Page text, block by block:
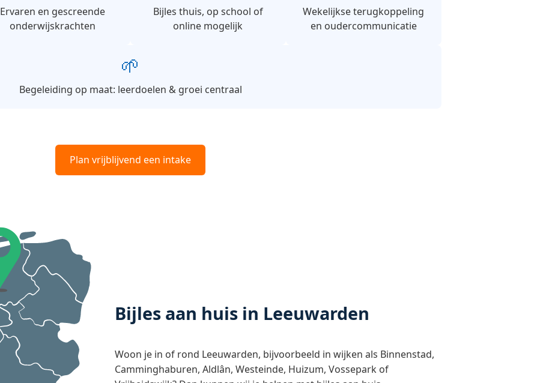
Ervaren en gescreende
onderwijskrachten
Bijles thuis, op school of
online mogelijk
Wekelijkse terugkoppeling
en oudercommunicatie
🌱
Begeleiding op maat: leerdoelen & groei centraal
Plan vrijblijvend een intake
Bijles aan huis in Leeuwarden
Woon je in of rond Leeuwarden, bijvoorbeeld in wijken als Binnenstad,
Camminghaburen, Aldlân, Westeinde, Huizum, Vossepark of